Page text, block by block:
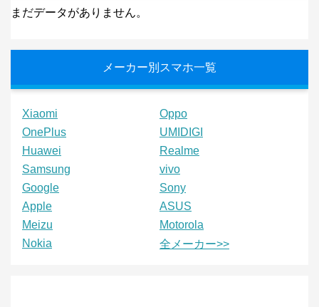
まだデータがありません。
メーカー別スマホ一覧
Xiaomi
Oppo
OnePlus
UMIDIGI
Huawei
Realme
Samsung
vivo
Google
Sony
Apple
ASUS
Meizu
Motorola
Nokia
全メーカー>>